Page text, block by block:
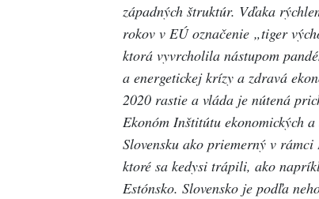
západných štruktúr. Vďaka
rokov v EÚ označenie „tiger
ktorá vyvrcholila nástupom
a energetickej krízy a zdravá
2020 rastie a vláda je nútená
Ekonóm Inštitútu ekonomických
Slovensku ako priemerný v
ktoré sa kedysi trápili, ako
Estónsko. Slovensko je podľa